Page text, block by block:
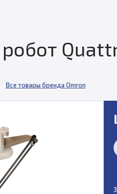
Все товары бренда Omron